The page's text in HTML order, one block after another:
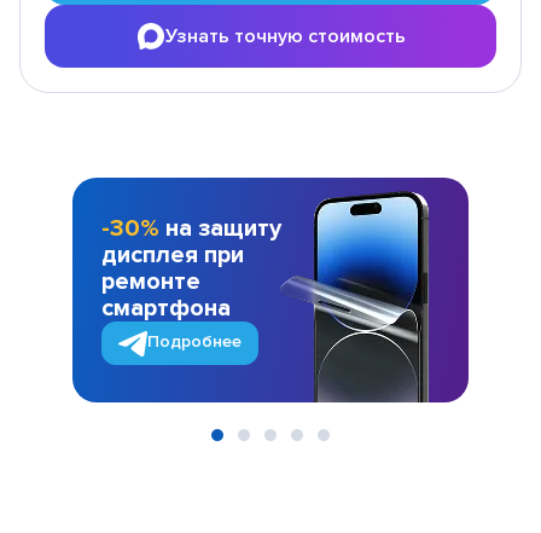
Узнать точную стоимость
-30% на защиту
дисплея при
ремонте
смартфона
Подробнее